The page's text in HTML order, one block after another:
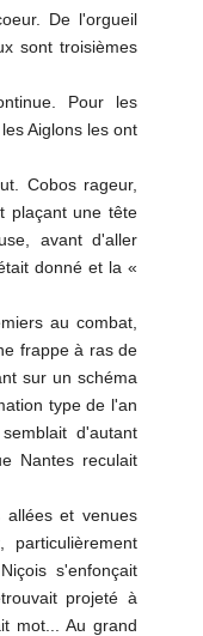
De l'orgueil
sont troisièmes
Pour les
Aiglons les ont
Cobos rageur,
plaçant une tête
avant d'aller
donné et la «
au combat,
frappe à ras de
sur un schéma
type de l'an
d'autant
Nantes reculait
allées et venues
s'enfonçait
projeté à
mot... Au grand